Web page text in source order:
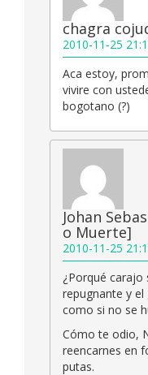
chagra
2010-11-25
Aca estoy,
vivire con
bogotano (?)
Johan
o Muerte]
2010-11-25
¿Porqué carajo
repugnante y el
como si no se
Cómo te odio,
reencarnes en
putas.